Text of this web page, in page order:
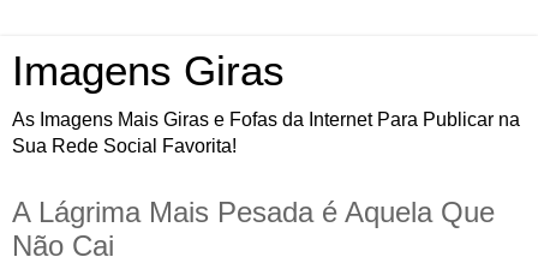
Imagens Giras
As Imagens Mais Giras e Fofas da Internet Para Publicar na
Sua Rede Social Favorita!
A Lágrima Mais Pesada é Aquela Que
Não Cai